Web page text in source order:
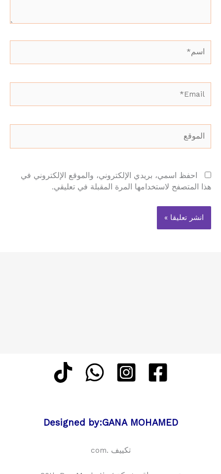
احفظ اسمي، بريدي الإلكتروني، والموقع الإلكتروني في
هذا المتصفح لاستخدامها المرة المقبلة في تعليقي.
Designed by:GANA MOHAMED
تكييف .com